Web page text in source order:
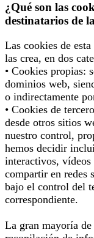
¿Qué son las
destinatarios de
Las cookies de
las crea, en dos
• Cookies propias:
dominios web,
o indirectamente
• Cookies de
desde otros sitios
nuestro control,
hemos decidir
interactivos, vídeos
compartir en redes
bajo el control del
correspondiente.
La gran mayoría